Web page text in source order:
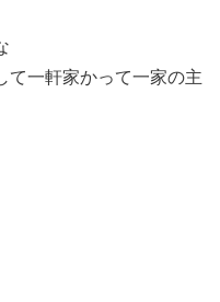
て一軒家かって一家の主